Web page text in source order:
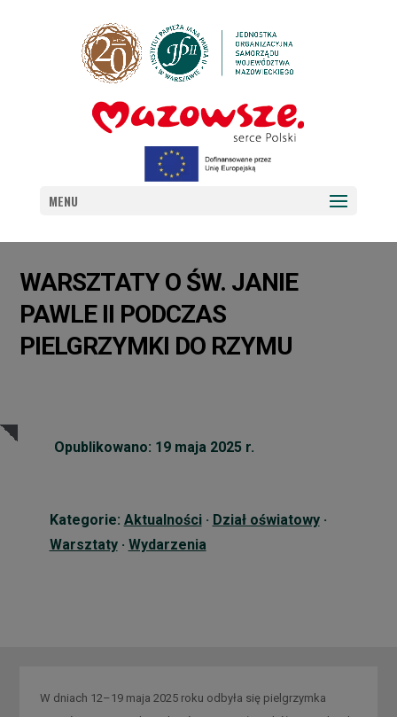
MENU
WARSZTATY O ŚW. JANIE
PAWLE II PODCZAS
PIELGRZYMKI DO RZYMU
Opublikowano: 19 maja 2025 r.
Kategorie: Aktualności· Dział oświatowy·
Warsztaty· Wydarzenia
W dniach 12–19 maja 2025 roku odbyła się pielgrzymka